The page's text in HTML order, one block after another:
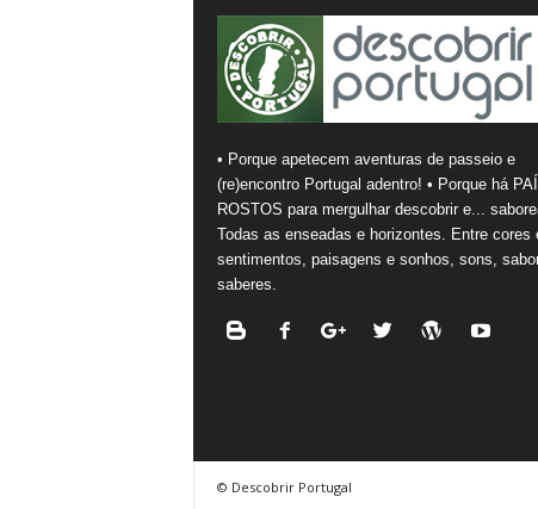
• Porque apetecem aventuras de passeio e
(re)encontro Portugal adentro! • Porque há
ROSTOS para mergulhar descobrir e...
Todas as enseadas e horizontes. Entre cores
sentimentos, paisagens e sonhos, sons,
saberes.
© Descobrir Portugal